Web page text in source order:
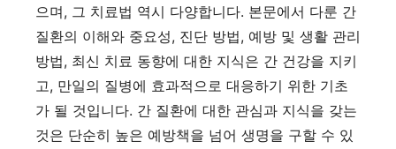
으며, 그 치료법 역시 다양합니다. 본문에서 다룬 간
질환의 이해와 중요성, 진단 방법, 예방 및 생활 관리
방법, 최신 치료 동향에 대한 지식은 간 건강을 지키
고, 만일의 질병에 효과적으로 대응하기 위한 기초
가 될 것입니다. 간 질환에 대한 관심과 지식을 갖는
것은 단순히 높은 예방책을 넘어 생명을 구할 수 있